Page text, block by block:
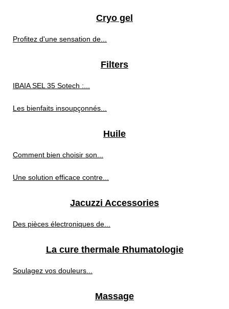
Cryo gel
Profitez d'une sensation de...
Filters
IBAIA SEL 35 Sotech :...
Les bienfaits insoupçonnés...
Huile
Comment bien choisir son...
Une solution efficace contre...
Jacuzzi Accessories
Des pièces électroniques de...
La cure thermale Rhumatologie
Soulagez vos douleurs...
Massage